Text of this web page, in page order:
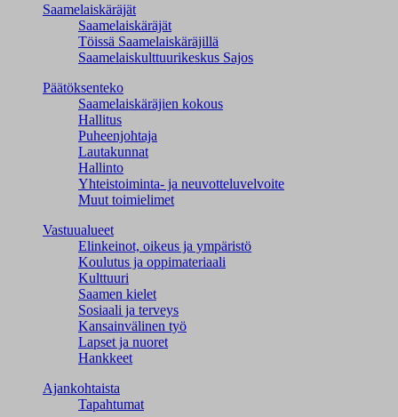
Saamelaiskäräjät
Saamelaiskäräjät
Töissä Saamelaiskäräjillä
Saamelaiskulttuuri­keskus Sajos
Päätöksenteko
Saamelaiskäräjien kokous
Hallitus
Puheenjohtaja
Lautakunnat
Hallinto
Yhteistoiminta- ja neuvotteluvelvoite
Muut toimielimet
Vastuualueet
Elinkeinot, oikeus ja ympäristö
Koulutus ja oppimateriaali
Kulttuuri
Saamen kielet
Sosiaali ja terveys
Kansainvälinen työ
Lapset ja nuoret
Hankkeet
Ajankohtaista
Tapahtumat